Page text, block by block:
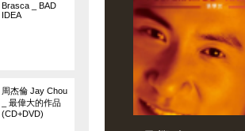
Brasca _ BAD
IDEA
周杰倫 Jay Chou
_ 最偉大的作品
(CD+DVD)